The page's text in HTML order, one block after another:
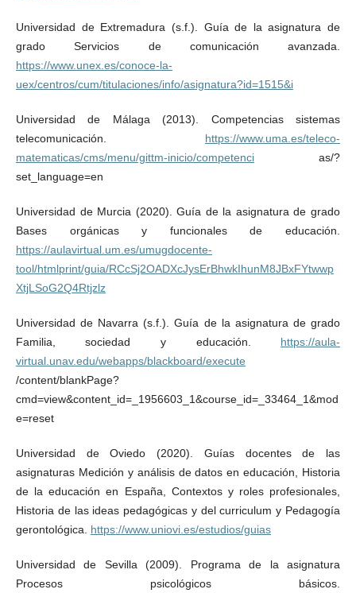
Universidad de Extremadura (s.f.). Guía de la asignatura de
grado Servicios de comunicación avanzada.
https://www.unex.es/conoce-la-
uex/centros/cum/titulaciones/info/asignatura?id=1515&i
Universidad de Málaga (2013). Competencias sistemas
telecomunicación. https://www.uma.es/teleco-
matematicas/cms/menu/gittm-inicio/competencias/?
set_language=en
Universidad de Murcia (2020). Guía de la asignatura de grado
Bases orgánicas y funcionales de educación.
https://aulavirtual.um.es/umugdocente-
tool/htmlprint/guia/RCcSj2OADXcJysErBhwkIhunM8JBxFYtwwp
XtjLSoG2Q4Rtjzlz
Universidad de Navarra (s.f.). Guía de la asignatura de grado
Familia, sociedad y educación. https://aula-
virtual.unav.edu/webapps/blackboard/execute
/content/blankPage?
cmd=view&content_id=_1956603_1&course_id=_33464_1&mod
e=reset
Universidad de Oviedo (2020). Guías docentes de las
asignaturas Medición y análisis de datos en educación, Historia
de la educación en España, Contextos y roles profesionales,
Historia de las ideas pedagógicas y del curriculum y Pedagogía
gerontológica. https://www.uniovi.es/estudios/guias
Universidad de Sevilla (2009). Programa de la asignatura
Procesos psicológicos básicos.